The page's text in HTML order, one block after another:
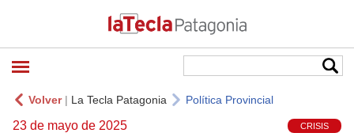
Volver| La Tecla Patagonia Política Provincial
23 de mayo de 2025 CRISIS